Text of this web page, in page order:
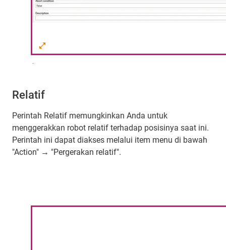
.
Relatif
Perintah Relatif memungkinkan Anda untuk
menggerakkan robot relatif terhadap posisinya saat ini.
Perintah ini dapat diakses melalui item menu di bawah
"Action" → "Pergerakan relatif".